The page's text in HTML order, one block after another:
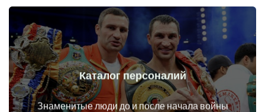
Каталог персоналий
Знаменитые люди до и после начала войны
Личности до и после начала войны
Перейти